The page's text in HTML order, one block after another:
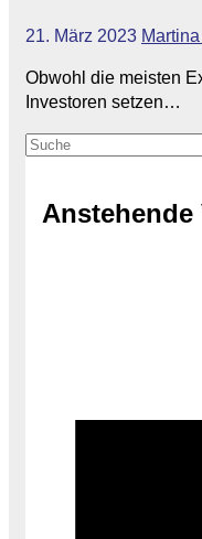
21. März 2023
Obwohl die meisten
Investoren setzen…
Anstehende